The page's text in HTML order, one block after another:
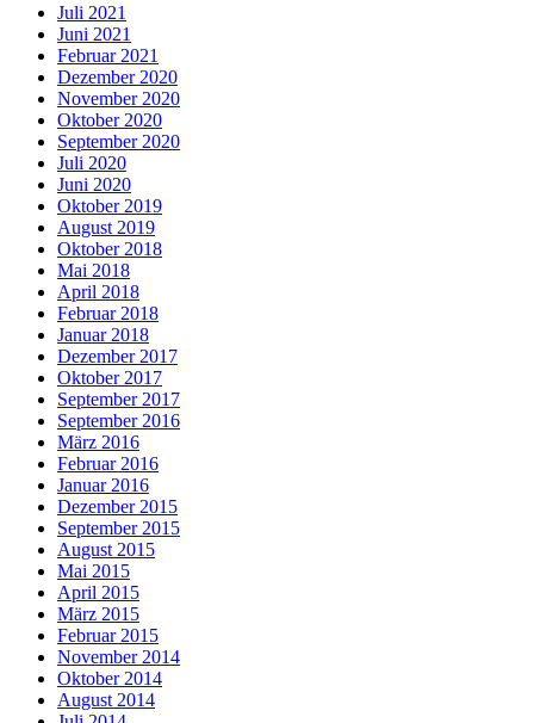
Juli 2021
Juni 2021
Februar 2021
Dezember 2020
November 2020
Oktober 2020
September 2020
Juli 2020
Juni 2020
Oktober 2019
August 2019
Oktober 2018
Mai 2018
April 2018
Februar 2018
Januar 2018
Dezember 2017
Oktober 2017
September 2017
September 2016
März 2016
Februar 2016
Januar 2016
Dezember 2015
September 2015
August 2015
Mai 2015
April 2015
März 2015
Februar 2015
November 2014
Oktober 2014
August 2014